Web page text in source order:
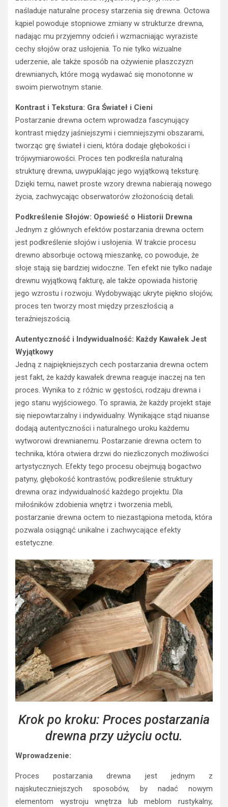
naśladuje naturalne procesy starzenia się drewna. Octowa
kąpiel powoduje stopniowe zmiany w strukturze drewna,
nadając mu przyjemny odcień i wzmacniając wyraziste
cechy słojów oraz usłojenia. To nie tylko wizualne
uderzenie, ale także sposób na ożywienie płaszczyzn
drewnianych, które mogą wydawać się monotonne w
swoim pierwotnym stanie.
Kontrast i Tekstura: Gra Świateł i Cieni
Postarzanie drewna octem wprowadza fascynujący
kontrast między jaśniejszymi i ciemniejszymi obszarami,
tworząc grę świateł i cieni, która dodaje głębokości i
trójwymiarowości. Proces ten podkreśla naturalną
strukturę drewna, uwypuklając jego wyjątkową teksturę.
Dzięki temu, nawet proste wzory drewna nabierają nowego
życia, zachwycając obserwatorów złożonością detali.
Podkreślenie Słojów: Opowieść o Historii Drewna
Jednym z głównych efektów postarzania drewna octem
jest podkreślenie słojów i usłojenia. W trakcie procesu
drewno absorbuje octową mieszankę, co powoduje, że
słoje stają się bardziej widoczne. Ten efekt nie tylko nadaje
drewnu wyjątkową fakturę, ale także opowiada historię
jego wzrostu i rozwoju. Wydobywając ukryte piękno słojów,
proces ten tworzy most między przeszłością a
teraźniejszością.
Autentyczność i Indywidualność: Każdy Kawałek Jest
Wyjątkowy
Jedną z najpiękniejszych cech postarzania drewna octem
jest fakt, że każdy kawałek drewna reaguje inaczej na ten
proces. Wynika to z różnic w gęstości, rodzaju drewna i
jego stanu wyjściowego. To sprawia, że każdy projekt staje
się niepowtarzalny i indywidualny. Wynikające stąd niuanse
dodają autentyczności i naturalnego uroku każdemu
wytworowi drewnianemu. Postarzanie drewna octem to
technika, która otwiera drzwi do niezliczonych możliwości
artystycznych. Efekty tego procesu obejmują bogactwo
patyny, głębokość kontrastów, podkreślenie struktury
drewna oraz indywidualność każdego projektu. Dla
miłośników zdobienia wnętrz i tworzenia mebli,
postarzanie drewna octem to niezastąpiona metoda, która
pozwala osiągnąć unikalne i zachwycające efekty
estetyczne.
Krok po kroku: Proces postarzania
drewna przy użyciu octu.
Wprowadzenie:
Proces postarzania drewna jest jednym z
najskuteczniejszych sposobów, by nadać nowym
elementom wystroju wnętrza lub meblom rustykalny,